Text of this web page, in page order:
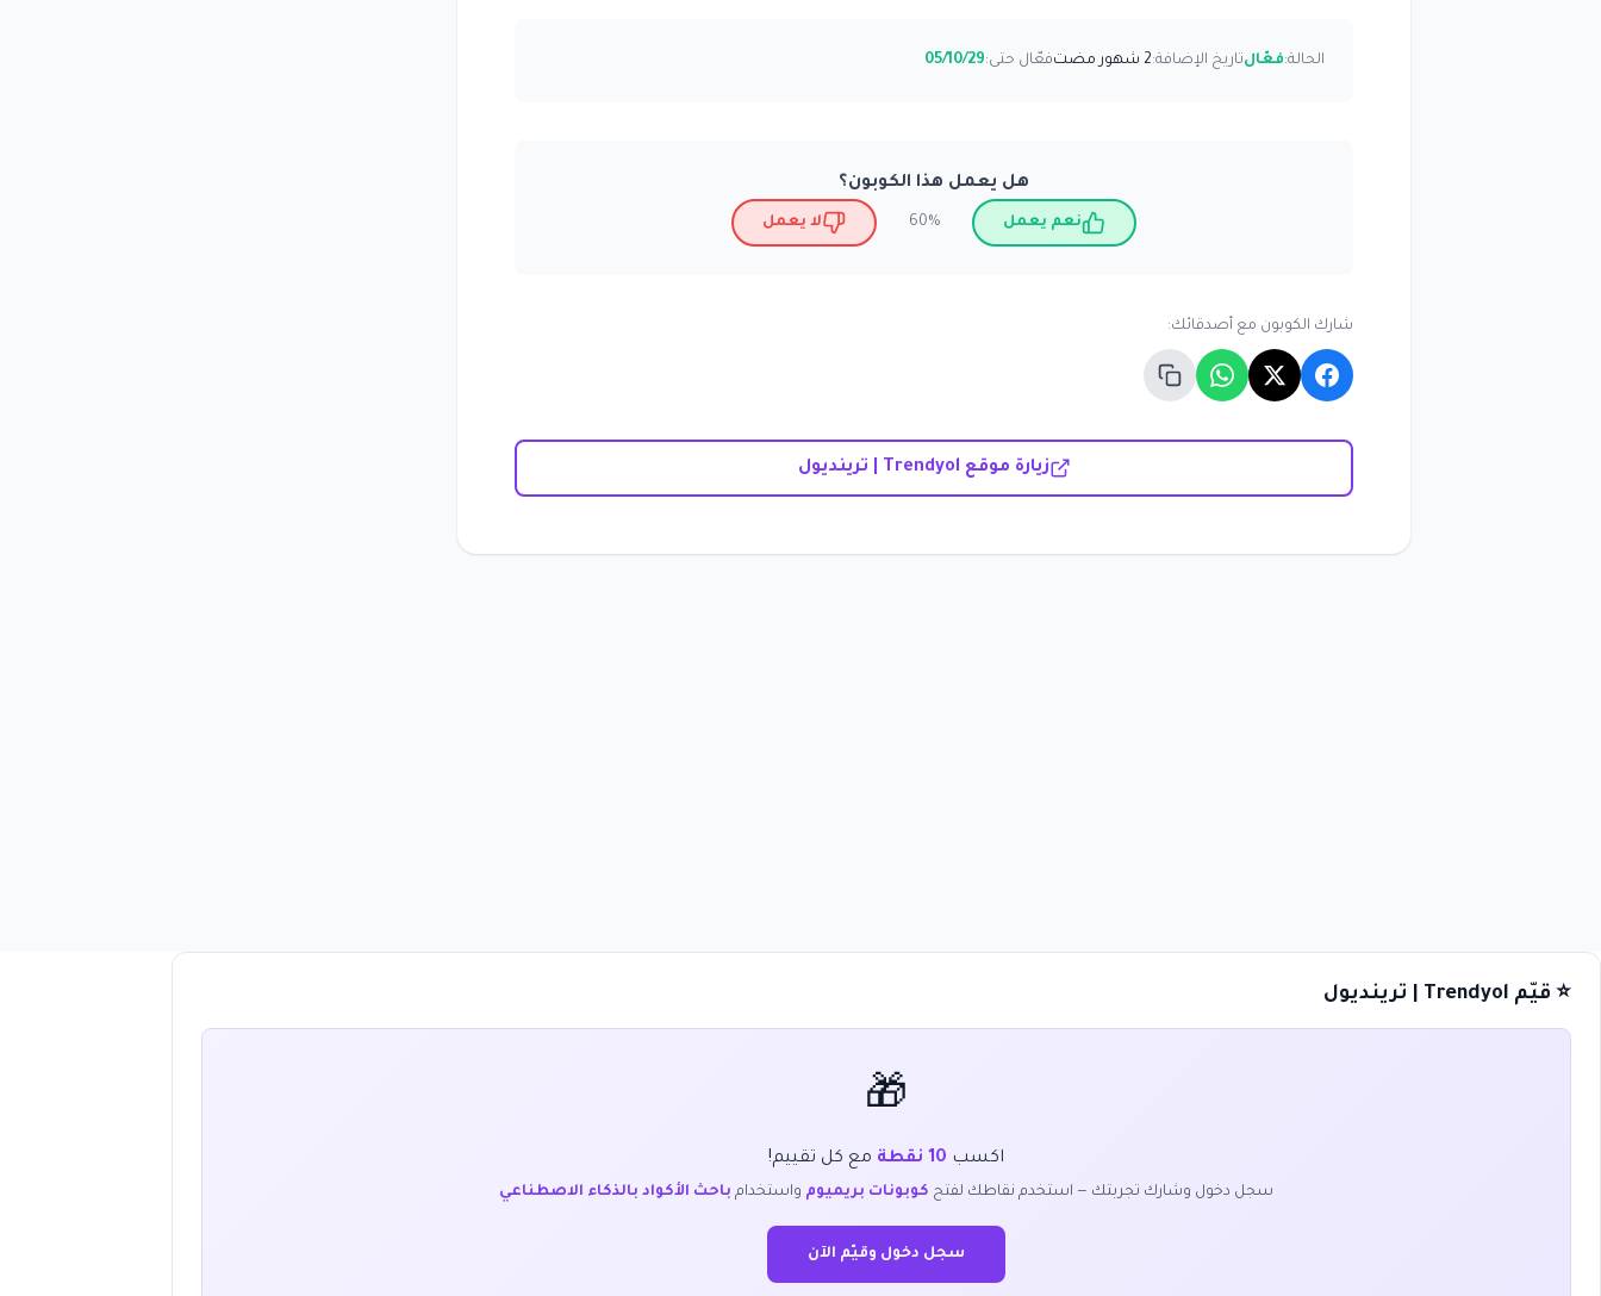
الحالة:فعّالتاريخ الإضافة:2 شهور مضت فعّال حتى:05/10/29
هل يعمل هذا الكوبون؟
نعم يعمل 60% لا يعمل
شارك الكوبون مع أصدقائك:
زيارة موقع Trendyol | ترينديول
⭐ قيّم Trendyol | ترينديول
🎁
اكسب 10 نقطة مع كل تقييم!
سجل دخول وشارك تجربتك — استخدم نقاطك لفتح كوبونات بريميوم واستخدام باحث الأكواد بالذكاء الاصطناعي
سجل دخول وقيّم الآن